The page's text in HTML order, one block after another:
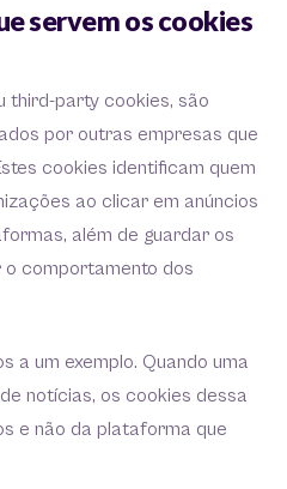
servem os cookies
third-party cookies, são
por outras empresas que
cookies identificam quem
ao clicar em anúncios
além de guardar os
comportamento dos
a um exemplo. Quando uma
notícias, os cookies dessa
e não da plataforma que